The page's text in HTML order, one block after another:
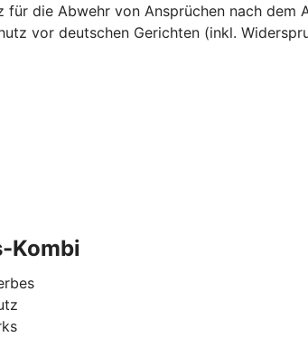
die Abwehr von Ansprüchen nach dem
vor deutschen Gerichten (inkl.
Kombi